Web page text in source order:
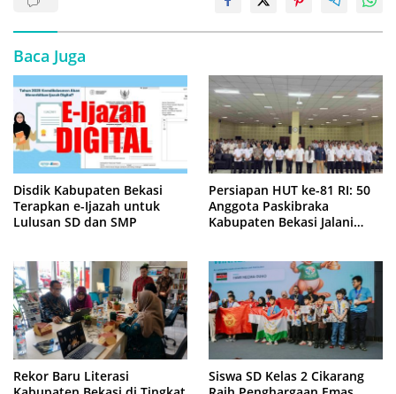
Baca Juga
Disdik Kabupaten Bekasi
Terapkan e-Ijazah untuk
Lulusan SD dan SMP
Persiapan HUT ke-81 RI: 50
Anggota Paskibraka
Kabupaten Bekasi Jalani
Rekor Baru Literasi
Siswa SD Kelas 2 Cikarang